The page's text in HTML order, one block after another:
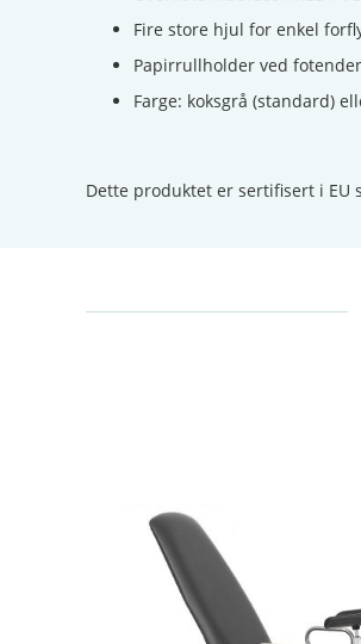
Fire store hjul for enkel
Papirrullholder ved
Farge: koksgrå (standard)
Dette produktet er sertifisert i EU